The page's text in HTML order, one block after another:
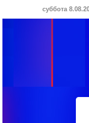
суббота